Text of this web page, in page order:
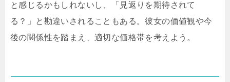
と感じるかもしれないし、「見返りを期待されて
る？」と勘違いされることもある。彼女の価値観や今
後の関係性を踏まえ、適切な価格帯を考えよう。